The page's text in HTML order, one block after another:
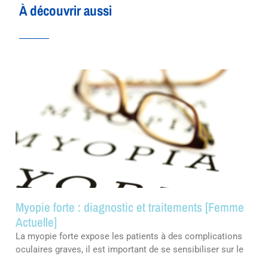
À découvrir aussi
Myopie forte : diagnostic et traitements [Femme
Actuelle]
La myopie forte expose les patients à des complications
oculaires graves, il est important de se sensibiliser sur le